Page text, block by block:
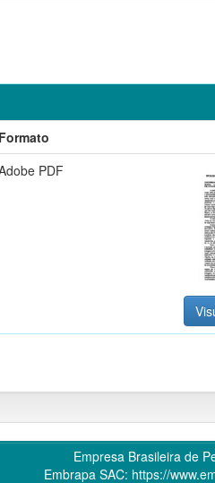
Formato
PDF
Empresa Brasileira de
Embrapa SAC: https://